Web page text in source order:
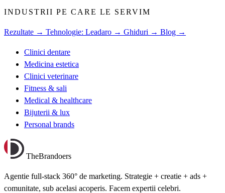
INDUSTRII PE CARE LE SERVIM
Rezultate → Tehnologie: Leadaro → Ghiduri → Blog →
Clinici dentare
Medicina estetica
Clinici veterinare
Fitness & sali
Medical & healthcare
Bijuterii & lux
Personal brands
TheBrandoers
Agentie full-stack 360° de marketing. Strategie + creatie + ads +
comunitate, sub acelasi acoperis. Facem expertii celebri.